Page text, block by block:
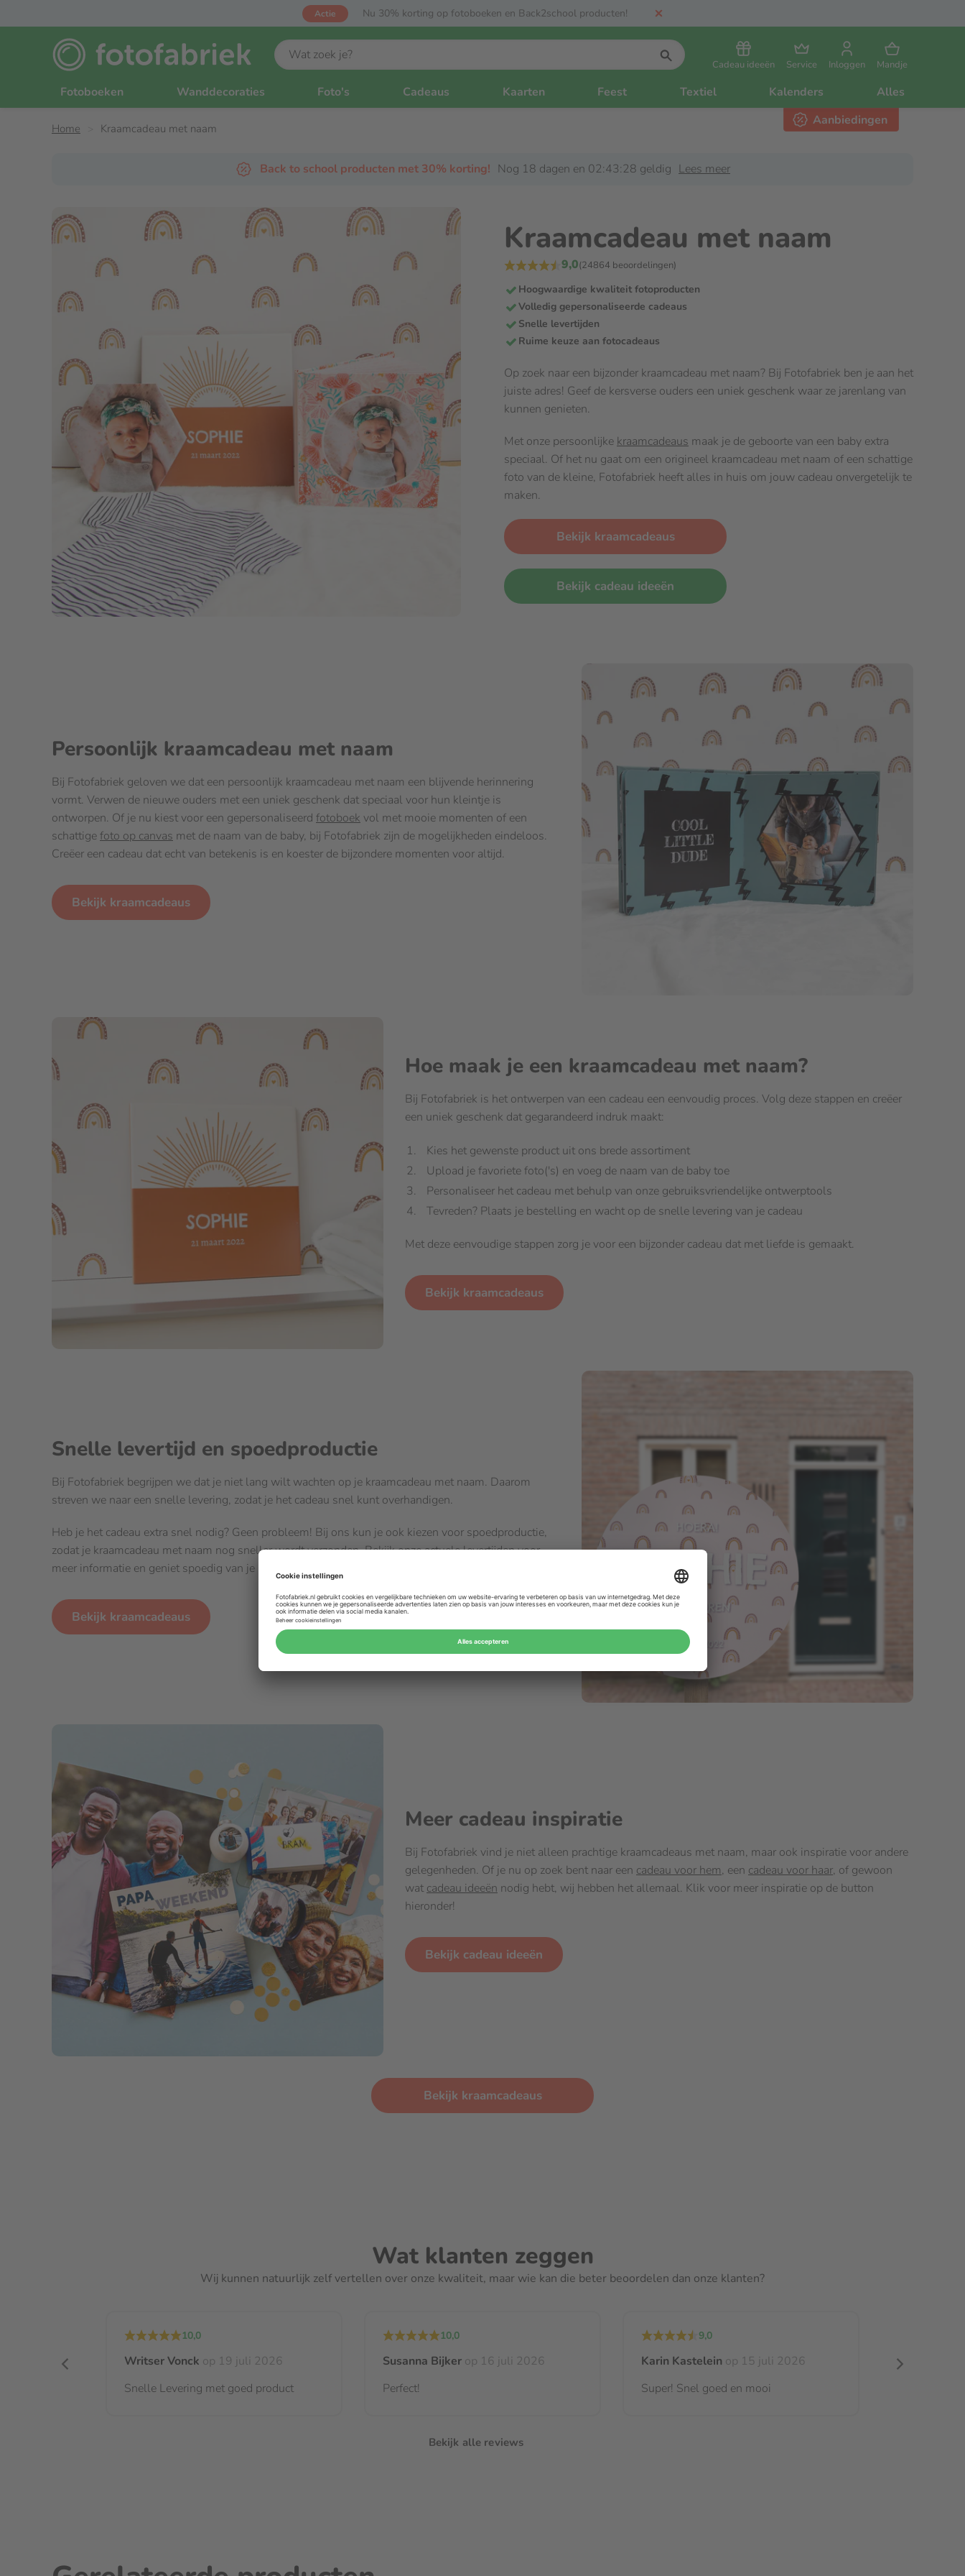
Actie Nu 30% korting op fotoboeken en Back2school producten!
Cadeau ideeën Service Inloggen Mandje
Fotoboeken Wanddecoraties Foto's Cadeaus Kaarten Feest Textiel Kalenders
Alles
Aanbiedingen
Home Kraamcadeau met naam
Back to school producten met 30% korting! Nog 18 dagen en 02:43:27 geldig Lees meer
Kraamcadeau met naam
9,0(24864 beoordelingen)
Hoogwaardige kwaliteit fotoproducten
Volledig gepersonaliseerde cadeaus
Snelle levertijden
Ruime keuze aan fotocadeaus
Op zoek naar een bijzonder kraamcadeau met naam? Bij Fotofabriek ben je aan het
juiste adres! Geef de kersverse ouders een uniek geschenk waar ze jarenlang van
kunnen genieten.
Met onze persoonlijke kraamcadeaus maak je de geboorte van een baby extra
speciaal. Of het nu gaat om een origineel kraamcadeau met naam of een schattige
foto van de kleine, Fotofabriek heeft alles in huis om jouw cadeau onvergetelijk te
maken.
Bekijk kraamcadeaus
Bekijk cadeau ideeën
Persoonlijk kraamcadeau met naam
Bij Fotofabriek geloven we dat een persoonlijk kraamcadeau met naam een blijvende herinnering
vormt. Verwen de nieuwe ouders met een uniek geschenk dat speciaal voor hun kleintje is
ontworpen. Of je nu kiest voor een gepersonaliseerd fotoboek vol met mooie momenten of een
schattigefoto op canvas met de naam van de baby, bij Fotofabriek zijn de mogelijkheden eindeloos.
Creëer een cadeau dat echt van betekenis is en koester de bijzondere momenten voor altijd.
Bekijk kraamcadeaus
Hoe maak je een kraamcadeau met naam?
Bij Fotofabriek is het ontwerpen van een cadeau een eenvoudig proces. Volg deze stappen en creëer
een uniek geschenk dat gegarandeerd indruk maakt:
Kies het gewenste product uit ons brede assortiment
Upload je favoriete foto('s) en voeg de naam van de baby toe
Personaliseer het cadeau met behulp van onze gebruiksvriendelijke ontwerptools
Tevreden? Plaats je bestelling en wacht op de snelle levering van je cadeau
Met deze eenvoudige stappen zorg je voor een bijzonder cadeau dat met liefde is gemaakt.
Bekijk kraamcadeaus
Snelle levertijd en spoedproductie
Bij Fotofabriek begrijpen we dat je niet lang wilt wachten op je kraamcadeau met naam. Daarom
streven we naar een snelle levering, zodat je het cadeau snel kunt overhandigen.
Heb je het cadeau extra snel nodig? Geen probleem! Bij ons kun je ook kiezen voor spoedproductie,
zodat je kraamcadeau met naam nog sneller wordt verzonden. Bekijk onzeactuele levertijdenvoor
meer informatie en geniet spoedig van je persoonlijke geschenk.
Bekijk kraamcadeaus
Meer cadeau inspiratie
Bij Fotofabriek vind je niet alleen prachtige kraamcadeaus met naam, maar ook inspiratie voor andere
gelegenheden. Of je nu op zoek bent naar een cadeau voor hem, een cadeau voor haar, of gewoon
wat cadeau ideeën nodig hebt, wij hebben het allemaal. Klik voor meer inspiratie op de button
hieronder!
Bekijk cadeau ideeën
Bekijk kraamcadeaus
Wat klanten zeggen
Wij kunnen natuurlijk zelf vertellen over onze kwaliteit, maar wie kan die beter beoordelen dan onze klanten?
10,0
Writser Vonck op 19 juli 2026
Snelle Levering met goed product
10,0
Susanna Bijkerop 16 juli 2026
Perfect!
9,0
Karin Kastelein op 15 juli 2026
Super! Snel goed en mooi
Bekijk alle reviews